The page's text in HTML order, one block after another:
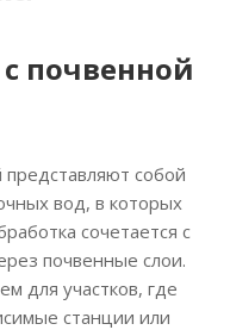
почвенной
представляют собой
вод, в которых
сочетается с
почвенные слои.
для участков, где
станции или